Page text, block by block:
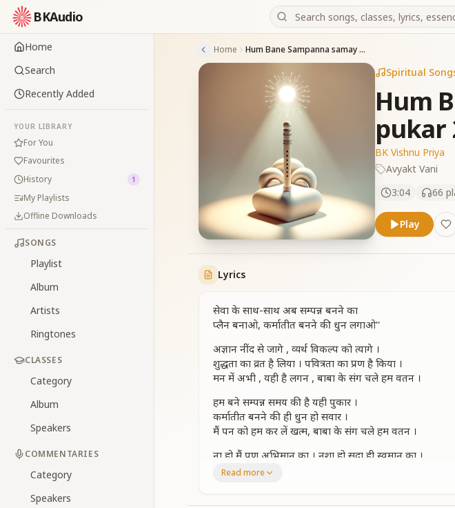
BKAudio
Home
Search
Recently Added
YOUR LIBRARY
For You
Favourites
History
1
My Playlists
Offline Downloads
SONGS
Playlist
Album
Artists
Ringtones
CLASSES
Category
Album
Speakers
COMMENTARIES
Category
Speakers
Home Hum Bane Sampanna samay ki hai yahi pukar 28-02-2003
Spiritual
Hum
pukar
BK Vishnu Priya
Avyakt Vani
3:04
66
Play
Lyrics
सेवा के साथ-साथ अब सम्पन्न बनने का
प्लैन बनाओ, कर्मातीत बनने की धुन लगाओ''
अज्ञान नींद से जागे , व्यर्थ विकल्प को त्यागे ।
शुद्धता का व्रत है लिया । पवित्रता का प्रण है किया ।
मन में अभी , यही है लगन , बाबा के संग चले हम वतन ।
हम बने सम्पन्न समय की है यही पुकार ।
कर्मातीत बनने की ही धुन हो सवार ।
मैं पन को हम कर लें खत्म, बाबा के संग चले हम वतन ।
ना हो मैं पण अभिमान का । नशा हो सदा ही स्वमान का ।
दुःख ये बहुत ही बढ़ने लगा है, संसार में इंसान का ।
Read more